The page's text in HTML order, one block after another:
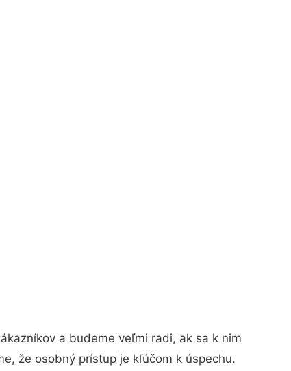
a budeme veľmi radi, ak sa k nim
že osobný prístup je kľúčom k úspechu.